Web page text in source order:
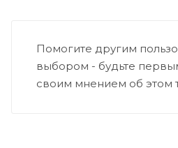
Помогите другим
выбором - будьте
своим мнением об этом